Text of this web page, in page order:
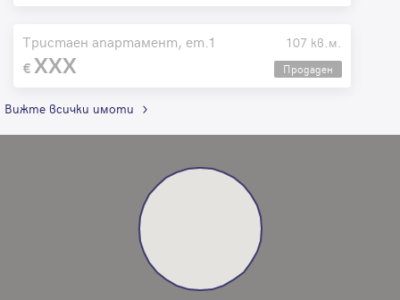
Тристаен апартамент, ет.1 107 кв.м.
XXX Продаден
Вижте всички имоти